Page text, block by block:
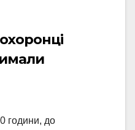
години, до